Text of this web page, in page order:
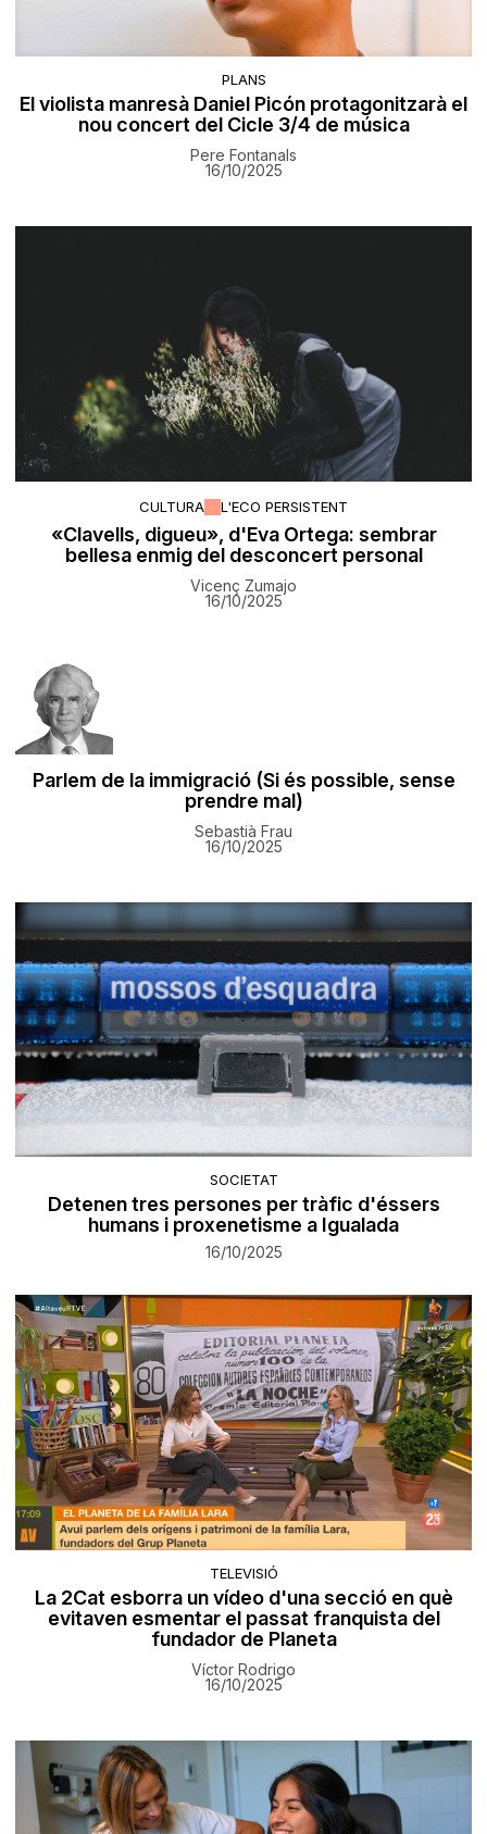
PLANS
El violista manresà Daniel Picón protagonitzarà el
nou concert del Cicle 3/4 de música
Pere Fontanals
16/10/2025
CULTURA L'ECO PERSISTENT
«Clavells, digueu», d'Eva Ortega: sembrar
bellesa enmig del desconcert personal
Vicenç Zumajo
16/10/2025
Parlem de la immigració (Si és possible, sense
prendre mal)
Sebastià Frau
16/10/2025
SOCIETAT
Detenen tres persones per tràfic d'éssers
humans i proxenetisme a Igualada
16/10/2025
TELEVISIÓ
La 2Cat esborra un vídeo d'una secció en què
evitaven esmentar el passat franquista del
fundador de Planeta
Víctor Rodrigo
16/10/2025